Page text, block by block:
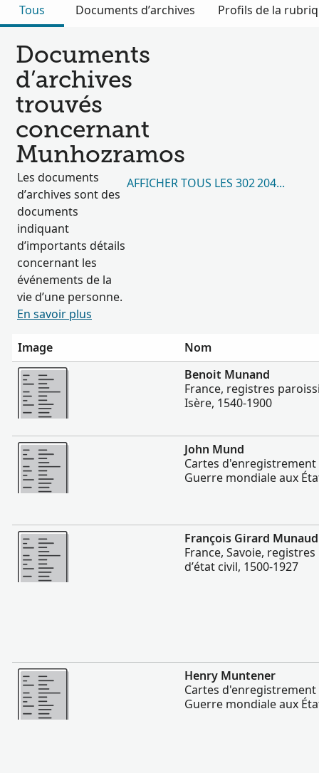
Tous
Documents d’archives Profils de la
Documents
d’archives
trouvés
concernant
Munhozramos
Les documents
d’archives sont des
documents
indiquant
d’importants détails
concernant les
événements de la
vie d’une personne.
En savoir plus
AFFICHER TOUS LES 302 204
Image
Nom
Plus
Benoit Munand
France, registres
Isère, 1540-1900
Plus
John Mund
Cartes
Guerre mondiale aux
Plus
François Girard Munaud
France, Savoie,
d’état civil, 1500-1927
Plus
Henry Muntener
Cartes
Guerre mondiale aux